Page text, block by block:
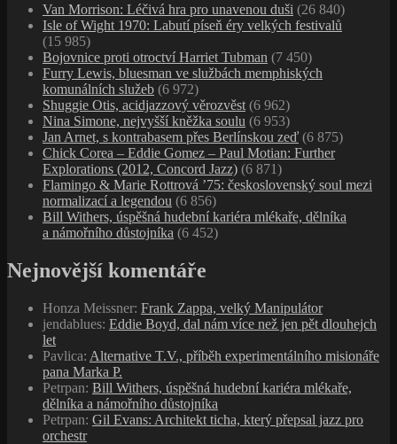
Van Morrison: Léčivá hra pro unavenou duši (26 840)
Isle of Wight 1970: Labutí píseň éry velkých festivalů
(15 985)
Bojovnice proti otroctví Harriet Tubman (7 450)
Furry Lewis, bluesman ve službách memphiských
komunálních služeb (6 972)
Shuggie Otis, acidjazzový věrozvěst (6 962)
Nina Simone, nejvyšší kněžka soulu (6 953)
Jan Arnet, s kontrabasem přes Berlínskou zeď (6 875)
Chick Corea – Eddie Gomez – Paul Motian: Further
Explorations (2012, Concord Jazz) (6 871)
Flamingo & Marie Rottrová ’75: československý soul mezi
normalizací a legendou (6 856)
Bill Withers, úspěšná hudební kariéra mlékaře, dělníka
a námořního důstojníka (6 452)
Nejnovější komentáře
Honza Meissner: Frank Zappa, velký Manipulátor
jendablues: Eddie Boyd, dal nám více než jen pět dlouhejch
let
Pavlica: Alternative T.V., příběh experimentálního misionáře
pana Marka P.
Petrpan: Bill Withers, úspěšná hudební kariéra mlékaře,
dělníka a námořního důstojníka
Petrpan: Gil Evans: Architekt ticha, který přepsal jazz pro
orchestr